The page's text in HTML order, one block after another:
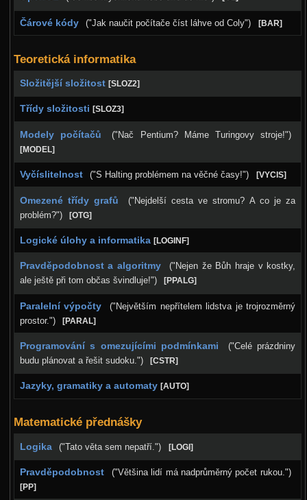
Čárové kódy ("Jak naučit počítače číst láhve od Coly") [BAR]
Teoretická informatika
Složitější složitost [SLOZ2]
Třídy složitosti [SLOZ3]
Modely počítačů ("Nač Pentium? Máme Turingovy stroje!")
[MODEL]
Vyčíslitelnost ("S Halting problémem na věčné časy!") [VYCIS]
Omezené třídy grafů
("Nejdelší cesta ve stromu? A co je za
problém?")
[OTG]
Logické úlohy a informatika [LOGINF]
Pravděpodobnost a algoritmy
("Nejen že Bůh hraje v kostky,
ale ještě při tom občas švindluje!")
[PPALG]
Paralelní výpočty
("Největším nepřítelem lidstva je trojrozměrný
prostor.")
[PARAL]
Programování s omezujícími podmínkami
("Celé prázdniny
budu plánovat a řešit sudoku.")
[CSTR]
Jazyky, gramatiky a automaty [AUTO]
Matematické přednášky
Logika ("Tato věta sem nepatří.") [LOGI]
Pravděpodobnost ("Většina lidí má nadprůměrný počet rukou.")
[PP]